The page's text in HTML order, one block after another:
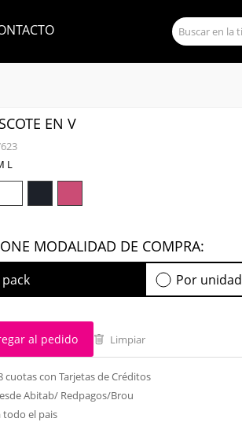
EN V
L
MODALIDAD DE COMPRA:
Por unidad
al pedido Limpiar
cuotas con Tarjetas de Créditos
Abitab/ Redpagos/Brou
todo el pais